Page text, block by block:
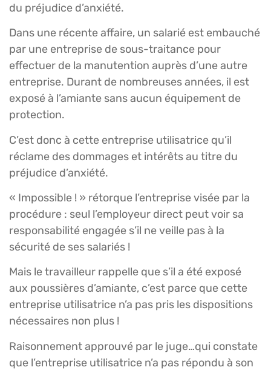
du préjudice d’anxiété.
Dans une récente affaire, un salarié est embauché
par une entreprise de sous-traitance pour
effectuer de la manutention auprès d’une autre
entreprise. Durant de nombreuses années, il est
exposé à l’amiante sans aucun équipement de
protection.
C’est donc à cette entreprise utilisatrice qu’il
réclame des dommages et intérêts au titre du
préjudice d’anxiété.
« Impossible ! » rétorque l’entreprise visée par la
procédure : seul l’employeur direct peut voir sa
responsabilité engagée s’il ne veille pas à la
sécurité de ses salariés !
Mais le travailleur rappelle que s’il a été exposé
aux poussières d’amiante, c’est parce que cette
entreprise utilisatrice n’a pas pris les dispositions
nécessaires non plus !
Raisonnement approuvé par le juge…qui constate
que l’entreprise utilisatrice n’a pas répondu à son